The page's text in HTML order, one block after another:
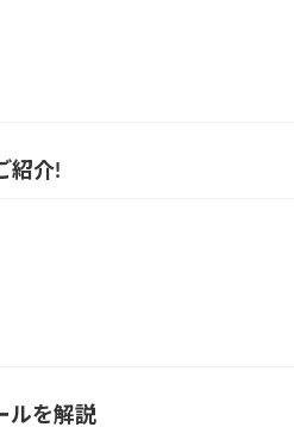
紹介!
ルを解説